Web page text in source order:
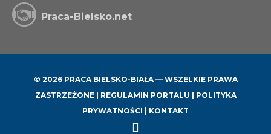
Praca-Bielsko.net
© 2026 PRACA BIELSKO-BIAŁA — WSZELKIE PRAWA
ZASTRZEŻONE | REGULAMIN PORTALU
POLITYKA
PRYWATNOŚCI
KONTAKT